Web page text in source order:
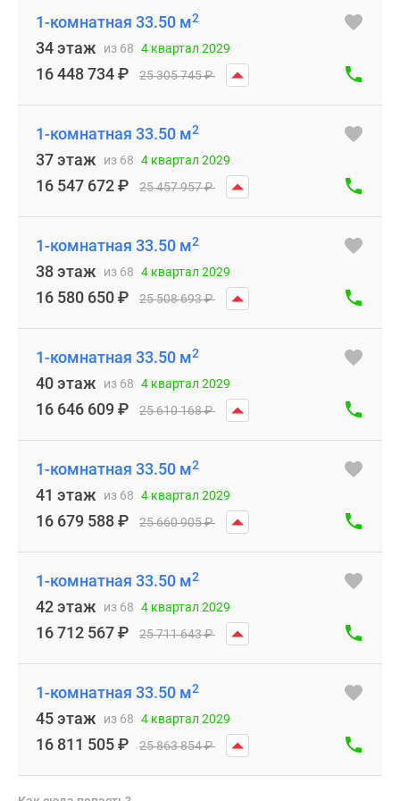
1-комнатная 33.50 м2
34 этаж из 68 4 квартал 2029
16 448 734₽ 25 305 745₽
1-комнатная 33.50 м2
37 этаж из 68 4 квартал 2029
16 547 672₽ 25 457 957₽
1-комнатная 33.50 м2
38 этаж из 68 4 квартал 2029
16 580 650₽ 25 508 693₽
1-комнатная 33.50 м2
40 этаж из 68 4 квартал 2029
16 646 609₽ 25 610 168₽
1-комнатная 33.50 м2
41 этаж из 68 4 квартал 2029
16 679 588₽ 25 660 905₽
1-комнатная 33.50 м2
42 этаж из 68 4 квартал 2029
16 712 567₽ 25 711 643₽
1-комнатная 33.50 м2
45 этаж из 68 4 квартал 2029
16 811 505₽ 25 863 854₽